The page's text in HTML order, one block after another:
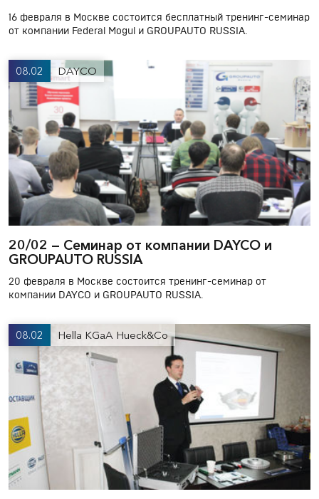
16 февраля в Москве состоится бесплатный тренинг-семинар
от компании Federal Mogul и GROUPAUTO RUSSIA.
08.02 DAYCO
20/02 — Cеминар от компании DAYCO и
GROUPAUTO RUSSIA
20 февраля в Москве состоится тренинг-семинар от
компании DAYCO и GROUPAUTO RUSSIA.
08.02 Hella KGaA Hueck&Co